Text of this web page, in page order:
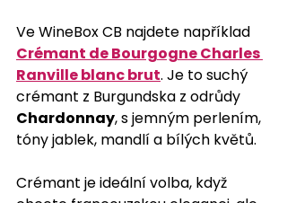
Ve WineBox CB najdete například
Crémant de Bourgogne Charles
Ranville blanc brut. Je to suchý
crémant z Burgundska z odrůdy
Chardonnay, s jemným perlením,
tóny jablek, mandlí a bílých květů.
Crémant je ideální volba, když